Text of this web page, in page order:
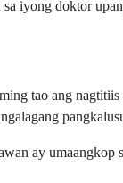
iyong doktor
tao ang
ay umaangkop